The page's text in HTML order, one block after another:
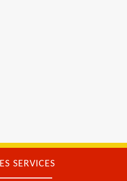
SERVICES